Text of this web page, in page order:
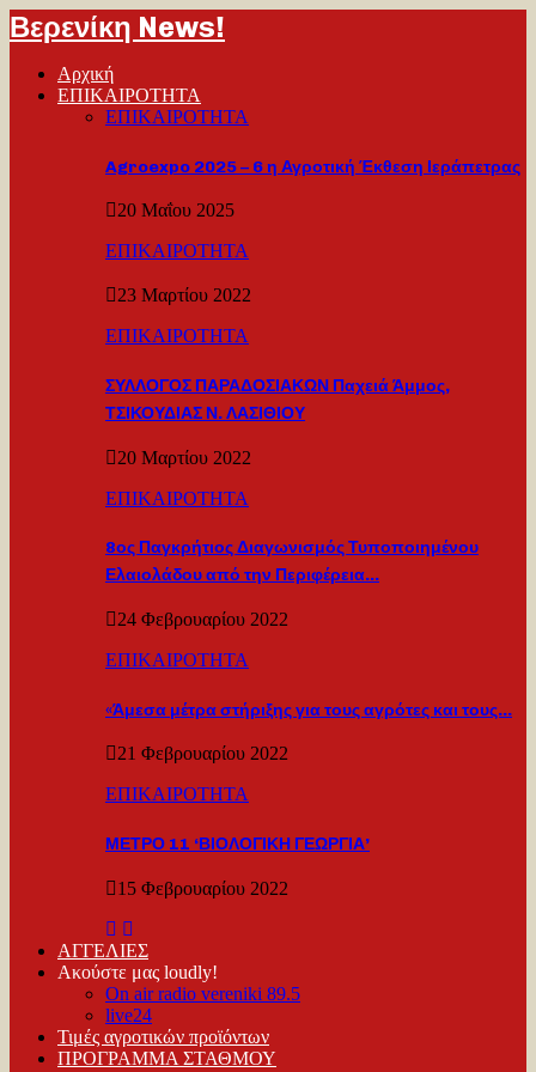
Βερενίκη News!
Αρχική
ΕΠΙΚΑΙΡΟΤΗΤΑ
ΕΠΙΚΑΙΡΟΤΗΤΑ
Agroexpo 2025 – 6 η Αγροτική Έκθεση Ιεράπετρας
20 Μαΐου 2025
ΕΠΙΚΑΙΡΟΤΗΤΑ
23 Μαρτίου 2022
ΕΠΙΚΑΙΡΟΤΗΤΑ
ΣΥΛΛΟΓΟΣ ΠΑΡΑΔΟΣΙΑΚΩΝ Παχειά Άμμος,
ΤΣΙΚΟΥΔΙΑΣ Ν. ΛΑΣΙΘΙΟΥ
20 Μαρτίου 2022
ΕΠΙΚΑΙΡΟΤΗΤΑ
8ος Παγκρήτιος Διαγωνισμός Τυποποιημένου
Ελαιολάδου από την Περιφέρεια…
24 Φεβρουαρίου 2022
ΕΠΙΚΑΙΡΟΤΗΤΑ
«Άμεσα μέτρα στήριξης για τους αγρότες και τους…
21 Φεβρουαρίου 2022
ΕΠΙΚΑΙΡΟΤΗΤΑ
ΜΕΤΡΟ 11 ‘ΒΙΟΛΟΓΙΚΗ ΓΕΩΡΓΙΑ’
15 Φεβρουαρίου 2022
ΑΓΓΕΛΙΕΣ
Ακούστε μας loudly!
On air radio vereniki 89.5
live24
Τιμές αγροτικών προϊόντων
ΠΡΟΓΡΑΜΜΑ ΣΤΑΘΜΟΥ